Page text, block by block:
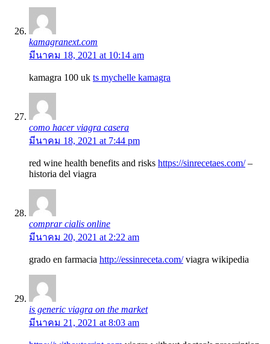
kamagranext.com
มีนาคม 18, 2021 at 10:14 am
kamagra 100 uk ts mychelle kamagra
como hacer viagra casera
มีนาคม 18, 2021 at 7:44 pm
red wine health benefits and risks https://sinrecetaes.com/–
historia del viagra
comprar cialis online
มีนาคม 20, 2021 at 2:22 am
grado en farmacia http://essinreceta.com/viagra wikipedia
is generic viagra on the market
มีนาคม 21, 2021 at 8:03 am